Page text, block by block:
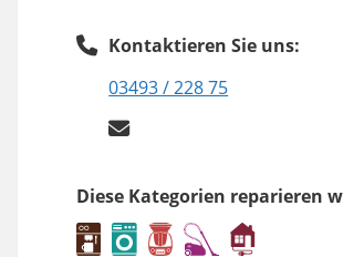
Kontaktieren Sie uns:
03493 / 228 75
Diese Kategorien reparieren